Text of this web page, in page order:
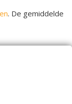
. De gemiddelde